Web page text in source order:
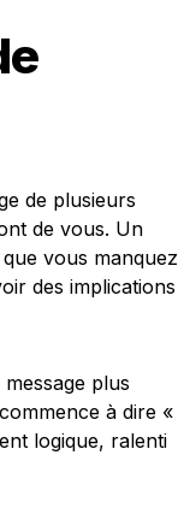
de plusieurs
de vous. Un
vous manquez
des implications
plus
à dire «
logique, ralenti